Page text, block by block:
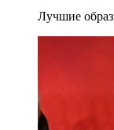
Лучшие